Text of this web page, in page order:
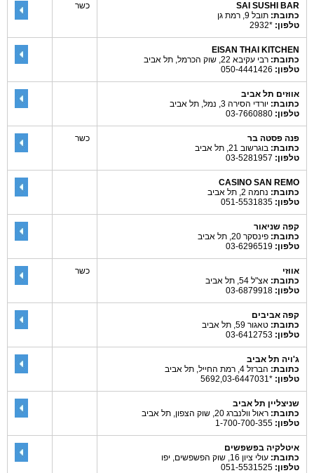
SAI SUSHI BAR
כתובת: תובל 9, רמת גן
טלפון: *2932
כשר
EISAN THAI KITCHEN
כתובת: רבי עקיבא 22, שוק הכרמל, תל אביב
טלפון:
אווזים תל אביב
כתובת: יורדי הסירה 3, נמל, תל אביב
טלפון:
פנה פסטה בר
כתובת: בוגרשוב 21, תל אביב
טלפון:
כשר
CASINO SAN REMO
כתובת: נחמה 2, תל אביב
טלפון:
קפה שניאור
כתובת: פינסקר 20, תל אביב
טלפון:
אווזי
כתובת: אצ"ל 54, תל אביב
טלפון:
כשר
קפה אביבים
כתובת: טאגור 59, תל אביב
טלפון:
ג'ויה תל אביב
כתובת: הברזל 4, רמת החייל, תל אביב
טלפון: *5692,03-6447031
שניצליין תל אביב
כתובת: ראול וולנברג 20, שוק הצפון, תל אביב
טלפון:
איטלקיה בפשפשים
כתובת: עולי ציון 16, שוק הפשפשים, יפו
טלפון: